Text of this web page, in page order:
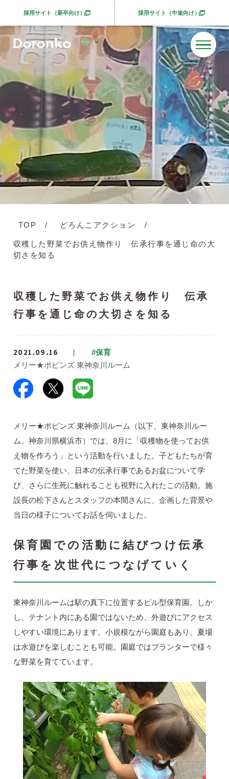
採用サイト（新卒向け）別ウィンドウで開きます 採用サイト（中途向け）別ウィンドウで開きま
TOP どろんこアクション
収穫した野菜でお供え物作り 伝承行事を通じ命の大
切さを知る
収穫した野菜でお供え物作り 伝承
行事を通じ命の大切さを知る
2021.09.16
#保育
メリー★ポピンズ 東神奈川ルーム
メリー★ポピンズ 東神奈川ルーム（以下、東神奈川ルー
ム。神奈川県横浜市）では、8月に「収穫物を使ってお供
え物を作ろう」という活動を行いました。子どもたちが育
てた野菜を使い、日本の伝承行事であるお盆について学
び、さらに生死に触れることも視野に入れたこの活動。施
設長の松下さんとスタッフの本間さんに、企画した背景や
当日の様子についてお話を伺いました。
保育園での活動に結びつけ伝承
行事を次世代につなげていく
東神奈川ルームは駅の真下に位置するビル型保育園。しか
し、テナント内にある園ではないため、外遊びにアクセス
しやすい環境にあります。小規模ながら園庭もあり、夏場
は水遊びを楽しむことも可能。園庭ではプランターで様々
な野菜を育てています。